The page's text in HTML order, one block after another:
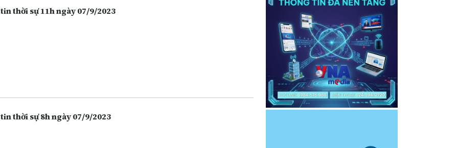
thời sự 11h ngày 07/9/2023
thời sự 8h ngày 07/9/2023